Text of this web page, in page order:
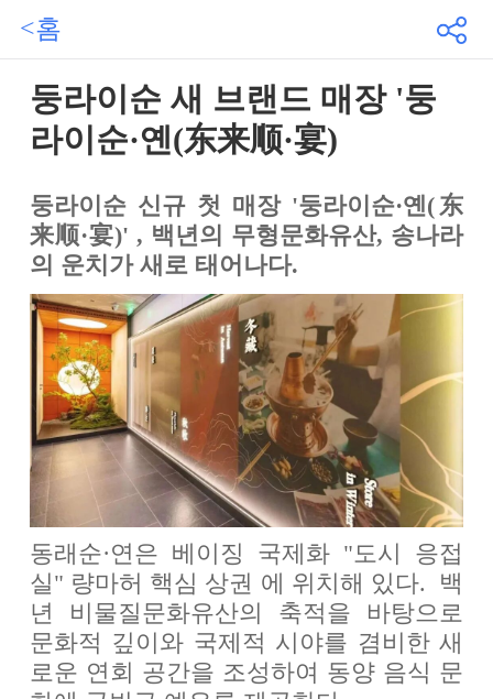
<홈
둥라이순 새 브랜드 매장 '둥
라이순·옌(东来顺·宴)
둥라이순 신규 첫 매장 '둥라이순·옌(东
来顺·宴)' , 백년의 무형문화유산, 송나라
의 운치가 새로 태어나다.
동래순·연은 베이징 국제화 "도시 응접
실" 량마허 핵심 상권 에 위치해 있다. 백
년 비물질문화유산의 축적을 바탕으로
문화적 깊이와 국제적 시야를 겸비한 새
로운 연회 공간을 조성하여 동양 음식 문